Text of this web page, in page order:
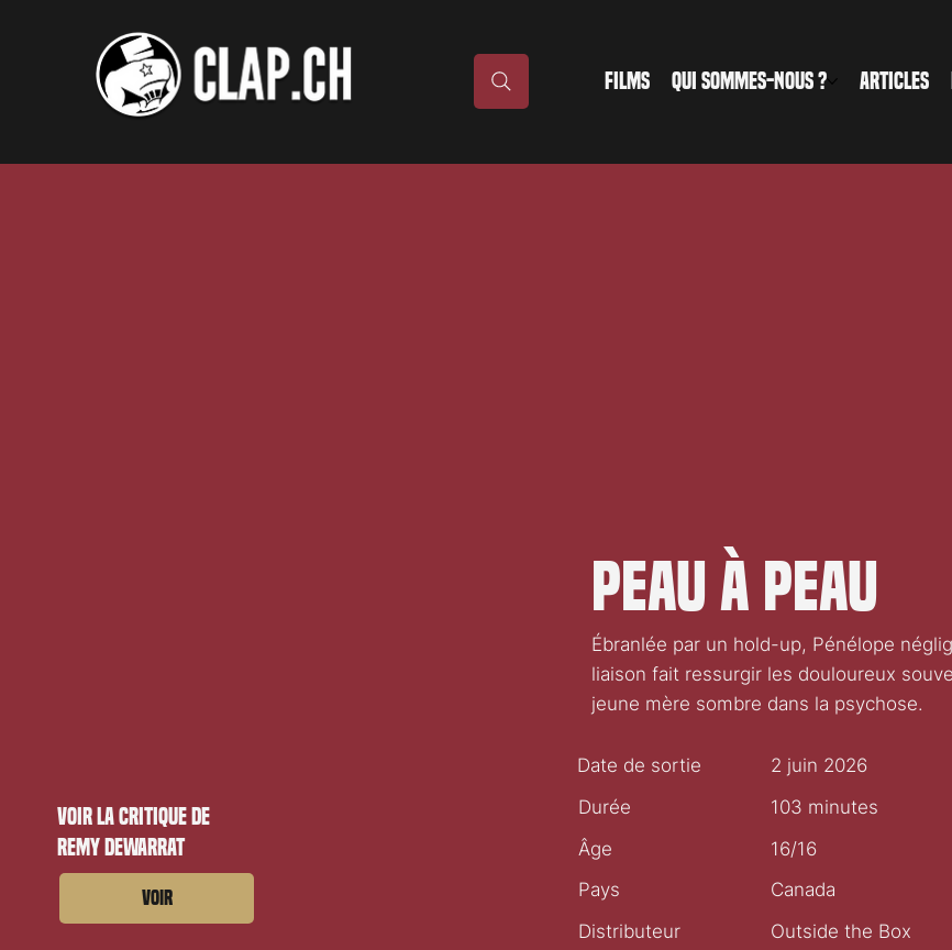
FILMS QUI SOMMES-NOUS ? ARTICLES
Voir la critique de
Remy Dewarrat
Voir
Peau à peau
Ébranlée par un hold-up, Pénélope
liaison fait ressurgir les douloureux
jeune mère sombre dans la psychose.
Date de sortie
2 juin 2026
Durée
103 minutes
Âge
16/16
Pays
Canada
Distributeur
Outside the Box